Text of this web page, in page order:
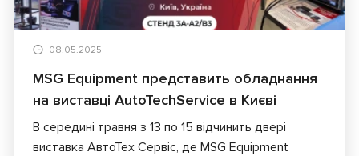
08.05.2025
MSG Equipment представить обладнання
на виставці AutoTechService в Києві
В середині травня з 13 по 15 відчинить двері
виставка АвтоТех Сервіс, де MSG Equipment